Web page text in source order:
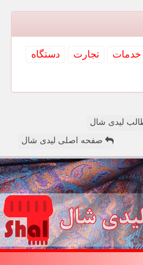
خدمات تجارت
دستگاه
لیدی شال
صفحه اصلی لیدی شال